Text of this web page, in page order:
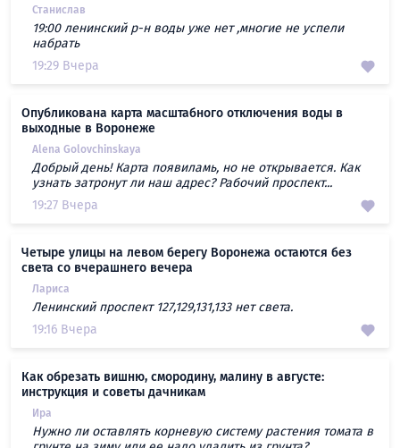
Станислав
19:00 ленинский р-н воды уже нет ,многие не успели
набрать
19:29 Вчера
Опубликована карта масштабного отключения воды в
выходные в Воронеже
Alena Golovchinskaya
Добрый день! Карта появиламь, но не открывается. Как
узнать затронут ли наш адрес? Рабочий проспект...
19:27 Вчера
Четыре улицы на левом берегу Воронежа остаются без
света со вчерашнего вечера
Лариса
Ленинский проспект 127,129,131,133 нет света.
19:16 Вчера
Как обрезать вишню, смородину, малину в августе:
инструкция и советы дачникам
Ира
Нужно ли оставлять корневую систему растения томата в